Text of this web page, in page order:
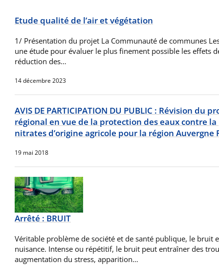
Etude qualité de l’air et végétation
1/ Présentation du projet La Communauté de communes
une étude pour évaluer le plus finement possible les effets
réduction des…
14 décembre 2023
AVIS DE PARTICIPATION DU PUBLIC : Révision du
régional en vue de la protection des eaux contre
nitrates d’origine agricole pour la région Auvergne
19 mai 2018
Arrêté : BRUIT
Véritable problème de société et de santé publique, le bruit
nuisance. Intense ou répétitif, le bruit peut entraîner des
augmentation du stress, apparition…